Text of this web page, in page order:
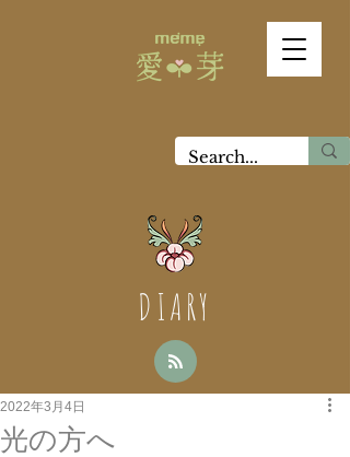
DIARY
光の方へ
2022年3月4日